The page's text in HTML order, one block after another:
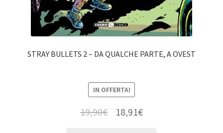
STRAY BULLETS 2 – DA QUALCHE PARTE, A OVEST
IN OFFERTA!
19,90€ 18,91€